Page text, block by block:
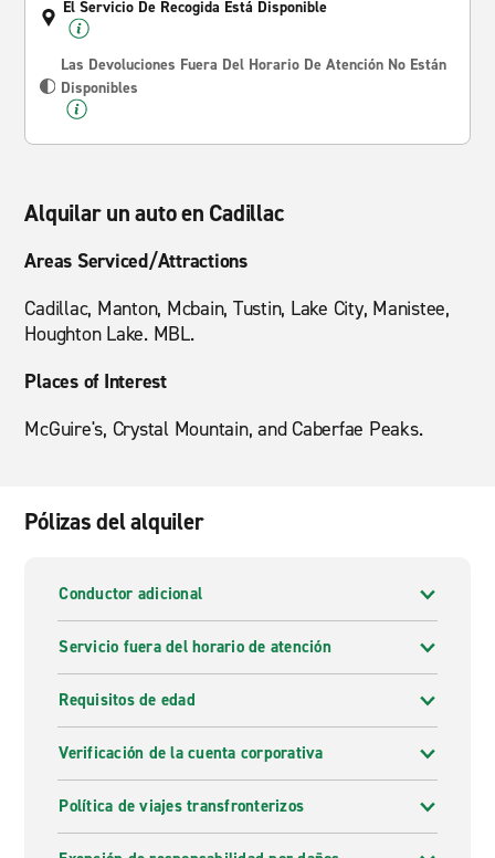
El Servicio De Recogida Está Disponible
Las Devoluciones Fuera Del Horario De Atención No Están
Disponibles
Alquilar un auto en Cadillac
Areas Serviced/Attractions
Cadillac, Manton, Mcbain, Tustin, Lake City, Manistee,
Houghton Lake. MBL.
Places of Interest
McGuire's, Crystal Mountain, and Caberfae Peaks.
Pólizas del alquiler
Conductor adicional
Servicio fuera del horario de atención
Requisitos de edad
Verificación de la cuenta corporativa
Política de viajes transfronterizos